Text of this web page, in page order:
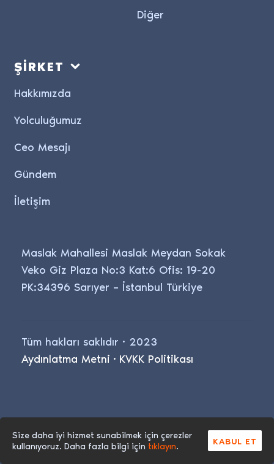
Diğer
ŞİRKET
Hakkımızda
Yolculuğumuz
Ceo Mesajı
Gündem
İletişim
Maslak Mahallesi Maslak Meydan Sokak
Veko Giz Plaza No:3 Kat:6 Ofis: 19-20
PK:34396 Sarıyer – İstanbul Türkiye
Tüm hakları saklıdır · 2023
Aydınlatma Metni · KVKK Politikası
Size daha iyi hizmet sunabilmek için çerezler
kullanıyoruz. Daha fazla bilgi için tıklayın. KABUL ET